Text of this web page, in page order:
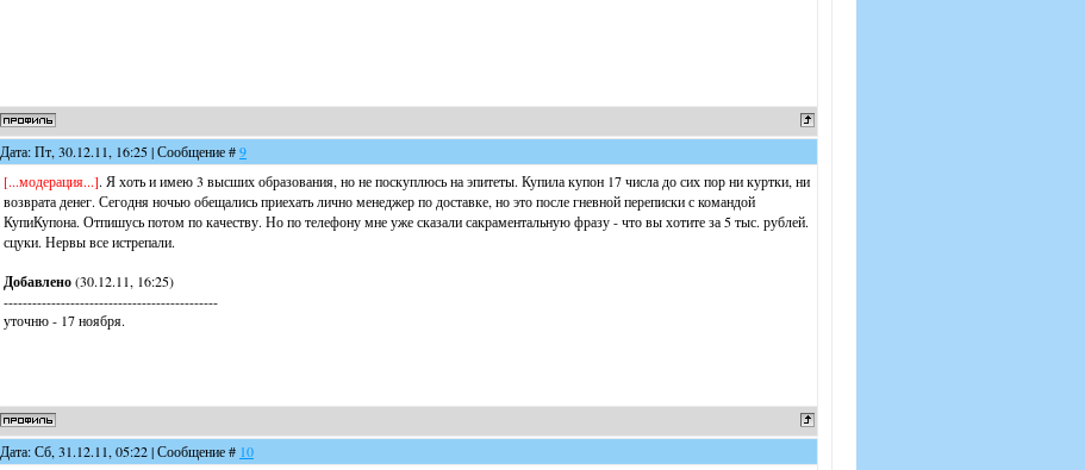
Дата: Пт, 30.12.11, 16:25 | Сообщение #9
[...модерация...]. Я хоть и имею 3 высших образования, но не поскуплюсь на эпитеты. Купила купон 17 числа до сих пор ни куртки, ни
возврата денег. Сегодня ночью обещались приехать лично менеджер по доставке, но это после гневной переписки с командой
КупиКупона. Отпишусь потом по качеству. Но по телефону мне уже сказали сакраментальную фразу - что вы хотите за 5 тыс. рублей.
сцуки. Нервы все истрепали.
Добавлено(30.12.11, 16:25)
---------------------------------------------
уточню - 17 ноября.
Дата: Сб, 31.12.11, 05:22 | Сообщение # 10